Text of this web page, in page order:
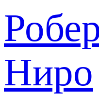
Ниро